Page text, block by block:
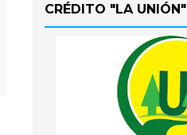
CRÉDITO "LA UNIÓN"